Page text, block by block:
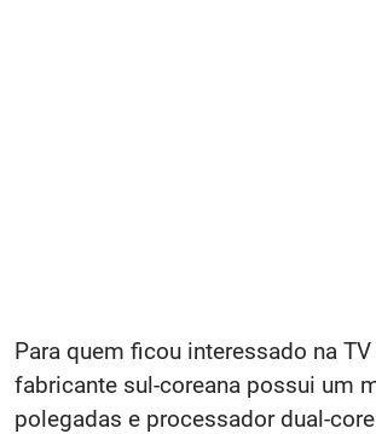
Para quem ficou interessado na
fabricante sul-coreana possui um
polegadas e processador dual-